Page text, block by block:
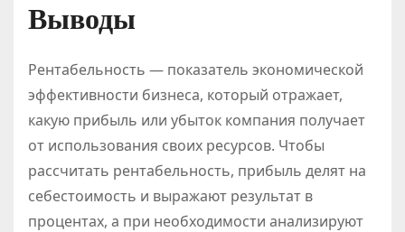
Выводы
Рентабельность — показатель экономической
эффективности бизнеса, который отражает,
какую прибыль или убыток компания получает
от использования своих ресурсов. Чтобы
рассчитать рентабельность, прибыль делят на
себестоимость и выражают результат в
процентах, а при необходимости анализируют